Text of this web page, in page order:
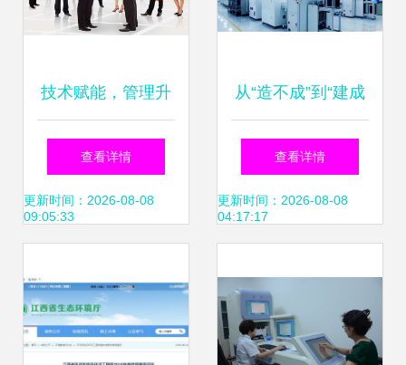
技术赋能，管理升
级——宁波明征企
业管理技术服务官
查看详情
更新时间：2026-08-08
09:05:33
从“造不成”到“建成
厂” 光刻机巨头的
误判与中国的迂回
查看详情
更新时间：2026-08-08
04:17:17